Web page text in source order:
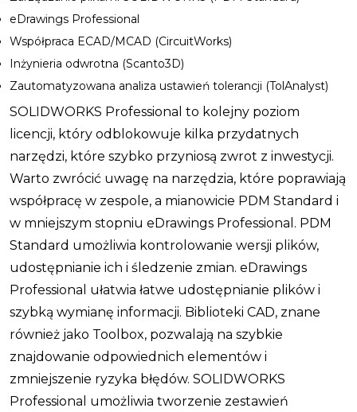
eDrawings Professional
Współpraca ECAD/MCAD (CircuitWorks)
Inżynieria odwrotna (Scanto3D)
Zautomatyzowana analiza ustawień tolerancji (TolAnalyst)
SOLIDWORKS Professional to kolejny poziom
licencji, który odblokowuje kilka przydatnych
narzędzi, które szybko przyniosą zwrot z inwestycji.
Warto zwrócić uwagę na narzędzia, które poprawiają
współpracę w zespole, a mianowicie PDM Standard i
w mniejszym stopniu eDrawings Professional. PDM
Standard umożliwia kontrolowanie wersji plików,
udostępnianie ich i śledzenie zmian. eDrawings
Professional ułatwia łatwe udostępnianie plików i
szybką wymianę informacji. Biblioteki CAD, znane
również jako Toolbox, pozwalają na szybkie
znajdowanie odpowiednich elementów i
zmniejszenie ryzyka błędów. SOLIDWORKS
Professional umożliwia tworzenie zestawień